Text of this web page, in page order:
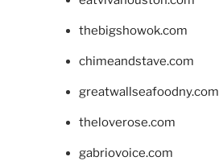
thebigshowok.com
chimeandstave.com
greatwallseafoodny.com
theloverose.com
gabriovoice.com